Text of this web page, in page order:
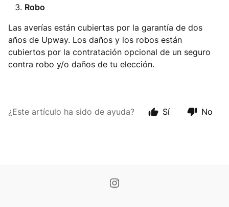
Robo
Las averías están cubiertas por la garantía de dos
años de Upway. Los daños y los robos están
cubiertos por la contratación opcional de un seguro
contra robo y/o daños de tu elección.
¿Este artículo ha sido de ayuda? Sí No